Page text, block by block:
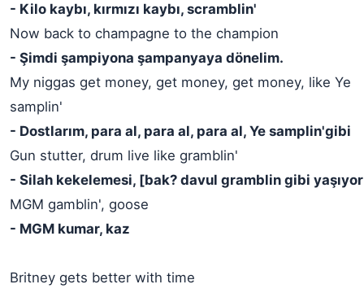
- Kilo kaybı, kırmızı kaybı, scramblin'
Now back to champagne to the champion
- Şimdi şampiyona şampanyaya dönelim.
My niggas get money, get money, get money, like Ye
samplin'
- Dostlarım, para al, para al, para al, Ye samplin'gibi
Gun stutter, drum live like gramblin'
- Silah kekelemesi, [bak? davul gramblin gibi yaşıyor
MGM gamblin', goose
- MGM kumar, kaz
Britney gets better with time